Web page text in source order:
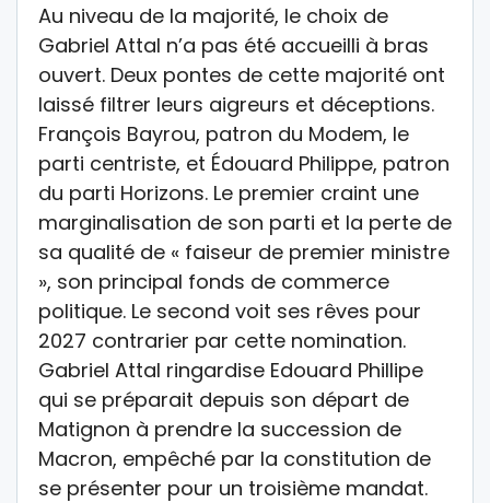
Au niveau de la majorité, le choix de
Gabriel Attal n’a pas été accueilli à bras
ouvert. Deux pontes de cette majorité ont
laissé filtrer leurs aigreurs et déceptions.
François Bayrou, patron du Modem, le
parti centriste, et Édouard Philippe, patron
du parti Horizons. Le premier craint une
marginalisation de son parti et la perte de
sa qualité de « faiseur de premier ministre
», son principal fonds de commerce
politique. Le second voit ses rêves pour
2027 contrarier par cette nomination.
Gabriel Attal ringardise Edouard Phillipe
qui se préparait depuis son départ de
Matignon à prendre la succession de
Macron, empêché par la constitution de
se présenter pour un troisième mandat.